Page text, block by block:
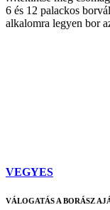
6 és 12 palackos
alkalomra legyen bor
VEGYES
VÁLOGATÁS A BORÁSZ